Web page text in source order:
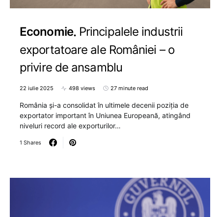
Economie Principalele industrii
exportatoare ale României – o
privire de ansamblu
22 iulie 2025 498 views 27 minute read
România și-a consolidat în ultimele decenii poziția de
exportator important în Uniunea Europeană, atingând
niveluri record ale exporturilor…
1 Shares